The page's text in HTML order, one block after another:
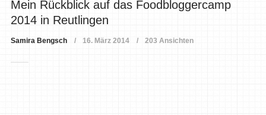
Mein Rückblick auf das Foodbloggercamp
2014 in Reutlingen
Samira Bengsch 16. März 2014 203 Ansichten